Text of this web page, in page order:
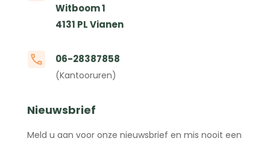
Witboom 1
4131 PL Vianen
06-28387858
(Kantooruren)
Nieuwsbrief
Meld u aan voor onze nieuwsbrief en mis nooit een